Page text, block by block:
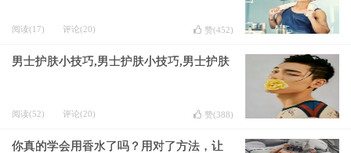
阅读(17) 评论(20) 赞(452)
男士护肤小技巧,男士护肤小技巧,男士护肤
阅读(52) 评论(20) 赞(388)
你真的学会用香水了吗？用对了方法，让